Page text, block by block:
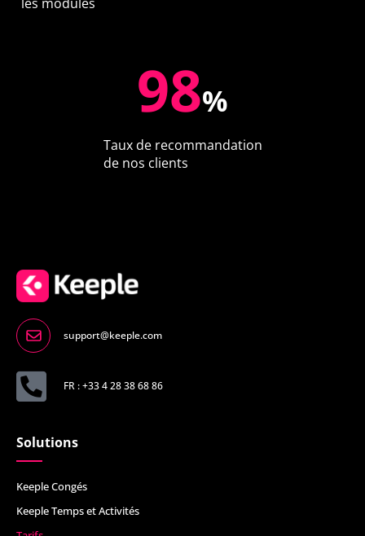
Taux de recommandation
de nos clients
98%
support@keeple.com
FR : +33 4 28 38 68 86
Solutions
Keeple Congés
Keeple Temps et Activités